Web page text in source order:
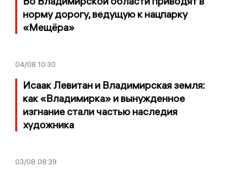
норму дорогу, ведущую к нацпарку
«Мещёра»
04/08 10:30
Исаак Левитан и Владимирская земля:
как «Владимирка» и вынужденное
изгнание стали частью наследия
художника
03/08 08:39